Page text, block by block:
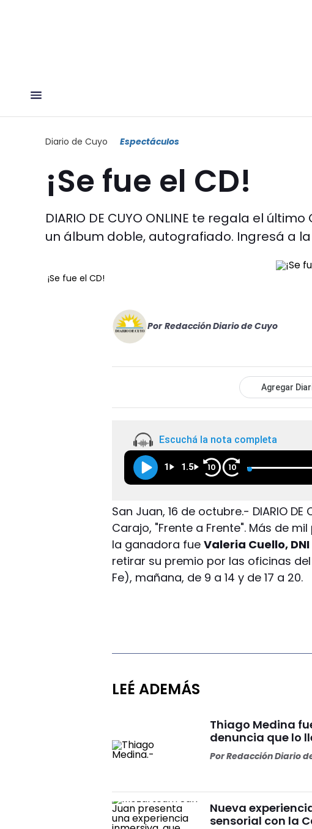
Diario de Cuyo Espectáculos
¡Se fue el CD!
DIARIO DE CUYO ONLINE te regala el
un álbum doble, autografiado. Ingresá a
¡Se fue el CD!
Por Redacción Diario de Cuyo
Agregar
Escuchá la nota completa
1 1.5 10 10
San Juan, 16 de octubre.- DIARIO
Carajo, "Frente a Frente". Más de
la ganadora fueValeria Cuello,
retirar su premio por las oficinas
Fe), mañana, de 9 a 14 y de 17 a 20.
LEÉ ADEMÁS
Thiago Medina
denuncia que lo
PorRedacción Diario
Nueva
sensorial con la